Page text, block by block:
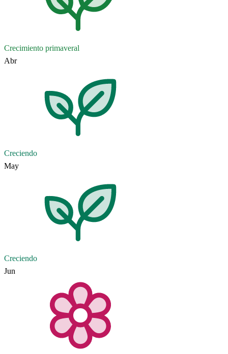
Crecimiento primaveral
Abr
Creciendo
May
Creciendo
Jun